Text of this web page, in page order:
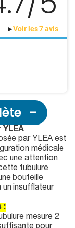
Voir les 7 avis
par YLEA est
médicale
une attention
tubulure
bouteille
un insufflateur
:
mesure 2